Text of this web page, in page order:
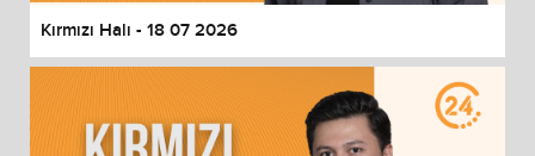
Kırmızı Halı - 18 07 2026